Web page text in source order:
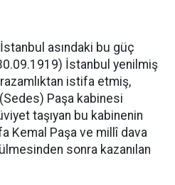
asındaki bu güç
İstanbul yenilmiş
istifa etmiş,
(Sedes) Paşa kabinesi
taşıyan bu kabinenin
Kemal Paşa ve millî dava
sonra kazanılan